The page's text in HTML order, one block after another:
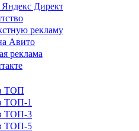
Директ
рекламу
Авито
реклама
ТОП
ТОП-1
ТОП-3
ТОП-5